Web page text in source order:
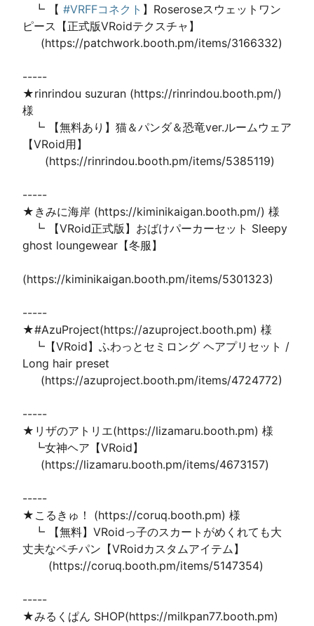
┗ 【 #VRFFコネクト 】Roseroseスウェットワン
ピース【正式版VRoidテクスチャ】
(https://patchwork.booth.pm/items/3166332)
-----
★rinrindou suzuran (https://rinrindou.booth.pm/)
様
┗ 【無料あり】猫＆パンダ＆恐竜ver.ルームウェア
【VRoid用】
(https://rinrindou.booth.pm/items/5385119)
-----
★きみに海岸 (https://kiminikaigan.booth.pm/) 様
┗ 【VRoid正式版】おばけパーカーセット Sleepy
ghost loungewear【冬服】
(https://kiminikaigan.booth.pm/items/5301323)
-----
★#AzuProject(https://azuproject.booth.pm) 様
┗【VRoid】ふわっとセミロング ヘアプリセット /
Long hair preset
(https://azuproject.booth.pm/items/4724772)
-----
★リザのアトリエ(https://lizamaru.booth.pm) 様
┗女神ヘア【VRoid】
(https://lizamaru.booth.pm/items/4673157)
-----
★こるきゅ！ (https://coruq.booth.pm) 様
┗ 【無料】VRoidっ子のスカートがめくれても大
丈夫なペチパン【VRoidカスタムアイテム】
(https://coruq.booth.pm/items/5147354)
-----
★みるくぱん SHOP(https://milkpan77.booth.pm)